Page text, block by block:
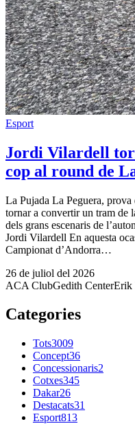
Esport
Jordi Vilardell
cop al round de
La Pujada La Peguera,
tornar a convertir un tram de
dels grans escenaris de
Jordi Vilardell En aquesta
Campionat d’Andorra…
26 de juliol del 2026
ACA ClubGedith CenterErik
Categories
Tots3009
Concept36
Concessionaris2
Cotxes345
Dakar26
Destacats31
Esport813